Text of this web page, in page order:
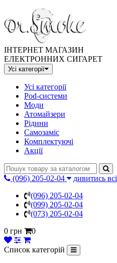
ІНТЕРНЕТ МАГАЗИН
ЕЛЕКТРОННИХ СИГАРЕТ
Усі категорії
Усі категорії
Pod-системи
Моди
Атомайзери
Рідини
Самозаміс
Комплектуючі
Акції
(096) 205-02-04
дивитись всі
(096) 205-02-04
(099) 205-02-04
(073) 205-02-04
0 грн
0
Список категорій